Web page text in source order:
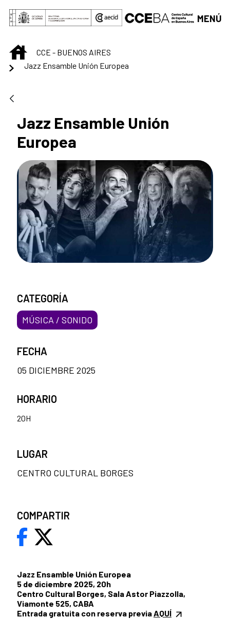
Saltar al contenido principal
MENÚ
INICIOCCE - BUENOS AIRES
Jazz Ensamble Unión Europea
Jazz Ensamble Unión
Europea
Jazz Ensamble Unión Europea
5 de diciembre 2025, 20h
Centro Cultural Borges, Sala Astor Piazzolla,
Viamonte 525, CABA
Entrada gratuita con reserva previaAQUÍ
CATEGORÍA
MÚSICA / SONIDO
FECHA
05 DICIEMBRE 2025
HORARIO
20H
LUGAR
CENTRO CULTURAL BORGES
COMPARTIR